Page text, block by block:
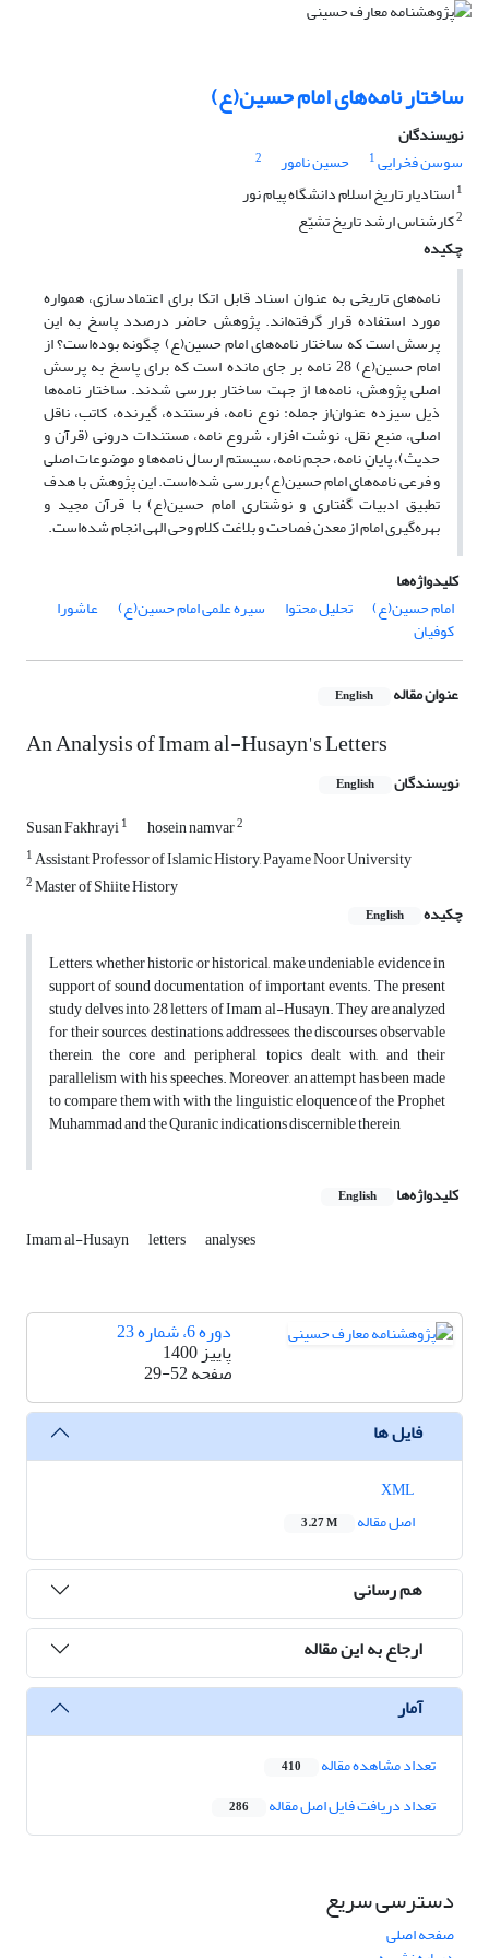
ساختار نامه‌های امام حسین(ع)
نویسندگان
سوسن فخرایی1 حسین نامور
2
1استادیار تاریخ اسلام دانشگاه پیام نور
2کارشناس ارشد تاریخ تشیّع
چکیده
نامه‌های تاریخی به عنوان اسناد قابل اتکا برای اعتمادسازی، همواره
مورد استفاده قرار گرفته‌اند. پژوهش حاضر درصدد پاسخ به این
پرسش است که ساختار نامه‌های امام حسین(ع) چگونه بوده‌است؟ از
امام حسین(ع) 28 نامه بر جای مانده است که برای پاسخ به پرسش
اصلی پژوهش، نامه‌ها از جهت ساختار بررسی شدند‌. ساختار نامه‌ها
ذیل سیزده عنوان‌از جمله: نوع نامه، فرستنده، گیرنده، کاتب، ناقل
اصلی، منبع نقل، نوشت افزار، شروع نامه، مستندات درونی (قرآن و
حدیث)، پایانِ نامه، حجم نامه، سیستم ارسال نامه‌ها و موضوعات اصلی
و فرعی نامه‌های امام حسین(ع) بررسی شده‌است. این پژوهش با هدف
تطبیق ادبیات گفتاری و نوشتاری امام حسین(ع) با قرآن مجید و
بهره‌گیری امام از معدن فصاحت و بلاغت کلام وحی الهی انجام شده‌است.
کلیدواژه‌ها
امام حسین(ع)
تحلیل محتوا سیره علمی امام حسین(ع) عاشورا
کوفیان
عنوان مقاله English
An Analysis of Imam al-Husayn's Letters
نویسندگان English
Susan Fakhrayi1 hosein namvar2
1Assistant Professor of Islamic History, Payame Noor University
2Master of Shiite History
چکیده
English
Letters, whether historic or historical, make undeniable evidence in
support of sound documentation of important events. The present
study delves into 28 letters of Imam al-Husayn. They are analyzed
for their sources, destinations, addressees, the discourses observable
therein, the core and peripheral topics dealt with, and their
parallelism with his speeches. Moreover, an attempt has been made
to compare them with with the linguistic eloquence of the Prophet
Muhammad and the Quranic indications discernible therein
کلیدواژه‌ها English
Imam al-Husayn letters analyses
دوره 6، شماره 23
پاییز 1400
صفحه29-52
فایل ها
اصل مقاله
3.27 M
هم رسانی
ارجاع به این مقاله
آمار
تعداد مشاهده مقاله 410
تعداد دریافت فایل اصل مقاله 286
دسترسی سریع
صفحه اصلی